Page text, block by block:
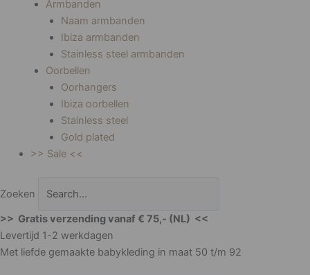
Armbanden
Naam armbanden
Ibiza armbanden
Stainless steel armbanden
Oorbellen
Oorhangers
Ibiza oorbellen
Stainless steel
Gold plated
>> Sale <<
Zoeken
>> Gratis verzending vanaf € 75,- (NL) <<
Levertijd 1-2 werkdagen
Met liefde gemaakte babykleding in maat 50 t/m 92